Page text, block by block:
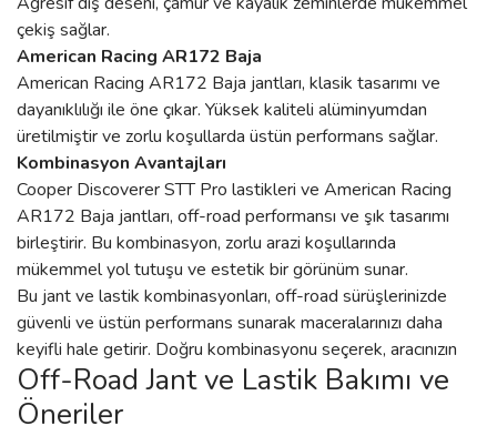
çekiş sağlar.
American Racing AR172 Baja
American Racing AR172 Baja jantları, klasik tasarımı ve
dayanıklılığı ile öne çıkar. Yüksek kaliteli alüminyumdan
üretilmiştir ve zorlu koşullarda üstün performans sağlar.
Kombinasyon Avantajları
Cooper Discoverer STT Pro lastikleri ve American Racing
AR172 Baja jantları, off-road performansı ve şık tasarımı
birleştirir. Bu kombinasyon, zorlu arazi koşullarında
mükemmel yol tutuşu ve estetik bir görünüm sunar.
Bu jant ve lastik kombinasyonları, off-road sürüşlerinizde
güvenli ve üstün performans sunarak maceralarınızı daha
keyifli hale getirir. Doğru kombinasyonu seçerek, aracınızın
Off-Road Jant ve Lastik Bakımı ve
Öneriler